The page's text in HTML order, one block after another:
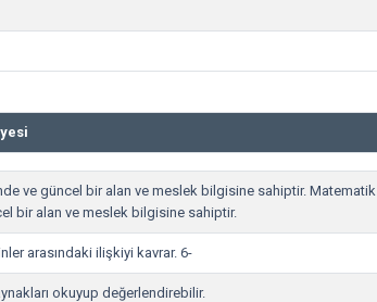
ve güncel bir alan ve meslek bilgisine sahiptir. Matematik
bir alan ve meslek bilgisine sahiptir.
arasındaki ilişkiyi kavrar. 6-
okuyup değerlendirebilir.